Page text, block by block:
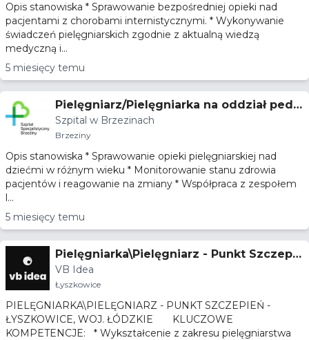
Opis stanowiska * Sprawowanie bezpośredniej opieki nad
pacjentami z chorobami internistycznymi. * Wykonywanie
świadczeń pielęgniarskich zgodnie z aktualną wiedzą
medyczną i...
5 miesięcy temu
Pielęgniarz/Pielęgniarka na oddział pedia
tryczny
Szpital w Brzezinach
Brzeziny
Opis stanowiska * Sprawowanie opieki pielęgniarskiej nad
dziećmi w różnym wieku * Monitorowanie stanu zdrowia
pacjentów i reagowanie na zmiany * Współpraca z zespołem
l...
5 miesięcy temu
Pielęgniarka\Pielęgniarz - Punkt Szczepie
ń - Łyszkowice, woj. łódzkie
VB Idea
Łyszkowice
PIELĘGNIARKA\PIELĘGNIARZ - PUNKT SZCZEPIEŃ -
ŁYSZKOWICE, WOJ. ŁÓDZKIE KLUCZOWE
KOMPETENCJE: * Wykształcenie z zakresu pielęgniarstwa